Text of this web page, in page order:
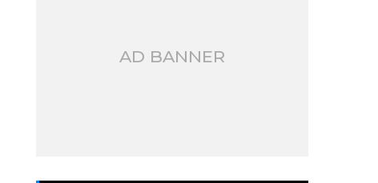
AD BANNER